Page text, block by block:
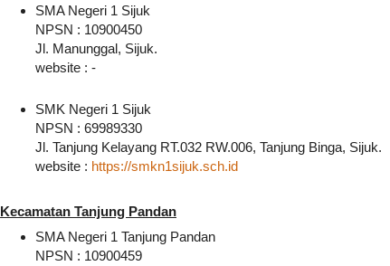
SMA Negeri 1 Sijuk
NPSN : 10900450
Jl. Manunggal, Sijuk.
website : -
SMK Negeri 1 Sijuk
NPSN : 69989330
Jl. Tanjung Kelayang RT.032 RW.006, Tanjung Binga, Sijuk.
website : https://smkn1sijuk.sch.id
Kecamatan Tanjung Pandan
SMA Negeri 1 Tanjung Pandan
NPSN : 10900459